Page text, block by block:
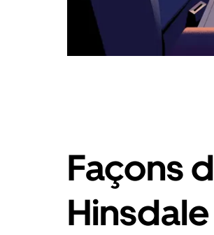
Façons
Hinsdale